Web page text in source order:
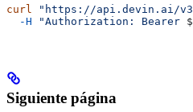
curl "https://api.devin.ai/
  -H
"Authorization: Bearer
Siguiente página